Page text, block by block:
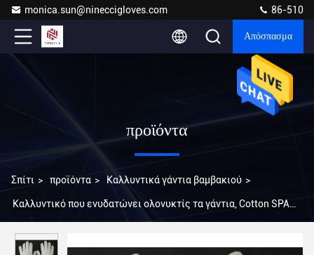
monica.sun@nineccigloves.com 86-510
Απόσπασμα
προϊόντα
Σπίτι > προϊόντα > Καλλυντικά γάντια βαμβακιού >
Καλλυντικό που ενυδατώνει ολονυκτίς τα γάντια, Cotton SPA